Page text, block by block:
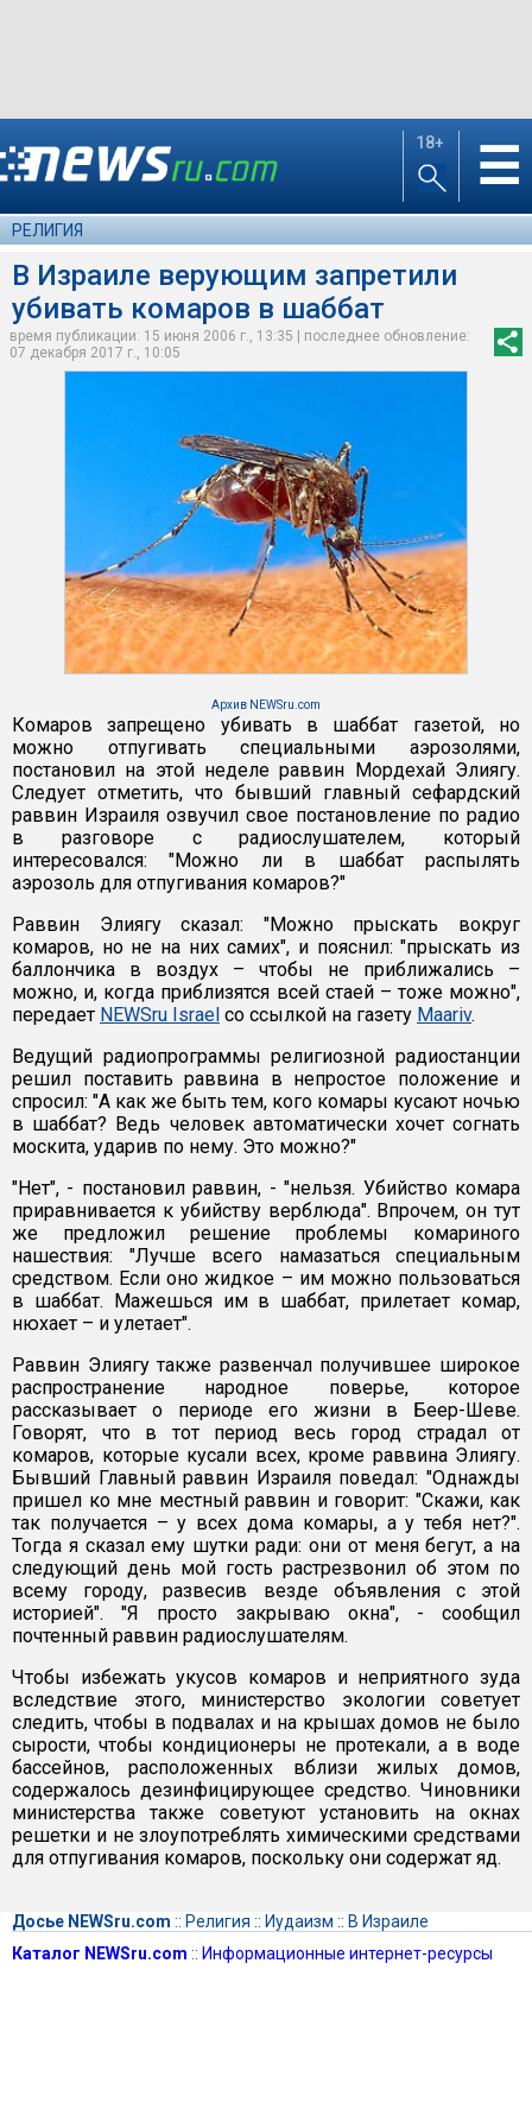
18+ ☰
РЕЛИГИЯ
В Израиле верующим запретили
убивать комаров в шаббат
время публикации: 15 июня 2006 г., 13:35 | последнее обновление:
07 декабря 2017 г., 10:05
Архив NEWSru.com
Комаров запрещено убивать в шаббат газетой, но
можно отпугивать специальными аэрозолями,
постановил на этой неделе раввин Мордехай Элиягу.
Следует отметить, что бывший главный сефардский
раввин Израиля озвучил свое постановление по радио
в разговоре с радиослушателем, который
интересовался: "Можно ли в шаббат распылять
аэрозоль для отпугивания комаров?"
Раввин Элиягу сказал: "Можно прыскать вокруг
комаров, но не на них самих", и пояснил: "прыскать из
баллончика в воздух – чтобы не приближались –
можно, и, когда приблизятся всей стаей – тоже можно",
передает NEWSru Israel со ссылкой на газету Maariv.
Ведущий радиопрограммы религиозной радиостанции
решил поставить раввина в непростое положение и
спросил: "А как же быть тем, кого комары кусают ночью
в шаббат? Ведь человек автоматически хочет согнать
москита, ударив по нему. Это можно?"
"Нет", - постановил раввин, - "нельзя. Убийство комара
приравнивается к убийству верблюда". Впрочем, он тут
же предложил решение проблемы комариного
нашествия: "Лучше всего намазаться специальным
средством. Если оно жидкое – им можно пользоваться
в шаббат. Мажешься им в шаббат, прилетает комар,
нюхает – и улетает".
Раввин Элиягу также развенчал получившее широкое
распространение народное поверье, которое
рассказывает о периоде его жизни в Беер-Шеве.
Говорят, что в тот период весь город страдал от
комаров, которые кусали всех, кроме раввина Элиягу.
Бывший Главный раввин Израиля поведал: "Однажды
пришел ко мне местный раввин и говорит: "Скажи, как
так получается – у всех дома комары, а у тебя нет?".
Тогда я сказал ему шутки ради: они от меня бегут, а на
следующий день мой гость растрезвонил об этом по
всему городу, развесив везде объявления с этой
историей". "Я просто закрываю окна", - сообщил
почтенный раввин радиослушателям.
Чтобы избежать укусов комаров и неприятного зуда
вследствие этого, министерство экологии советует
следить, чтобы в подвалах и на крышах домов не было
сырости, чтобы кондиционеры не протекали, а в воде
бассейнов, расположенных вблизи жилых домов,
содержалось дезинфицирующее средство. Чиновники
министерства также советуют установить на окнах
решетки и не злоупотреблять химическими средствами
для отпугивания комаров, поскольку они содержат яд.
Досье NEWSru.com :: Религия :: Иудаизм :: В Израиле
Каталог NEWSru.com :: Информационные интернет-ресурсы